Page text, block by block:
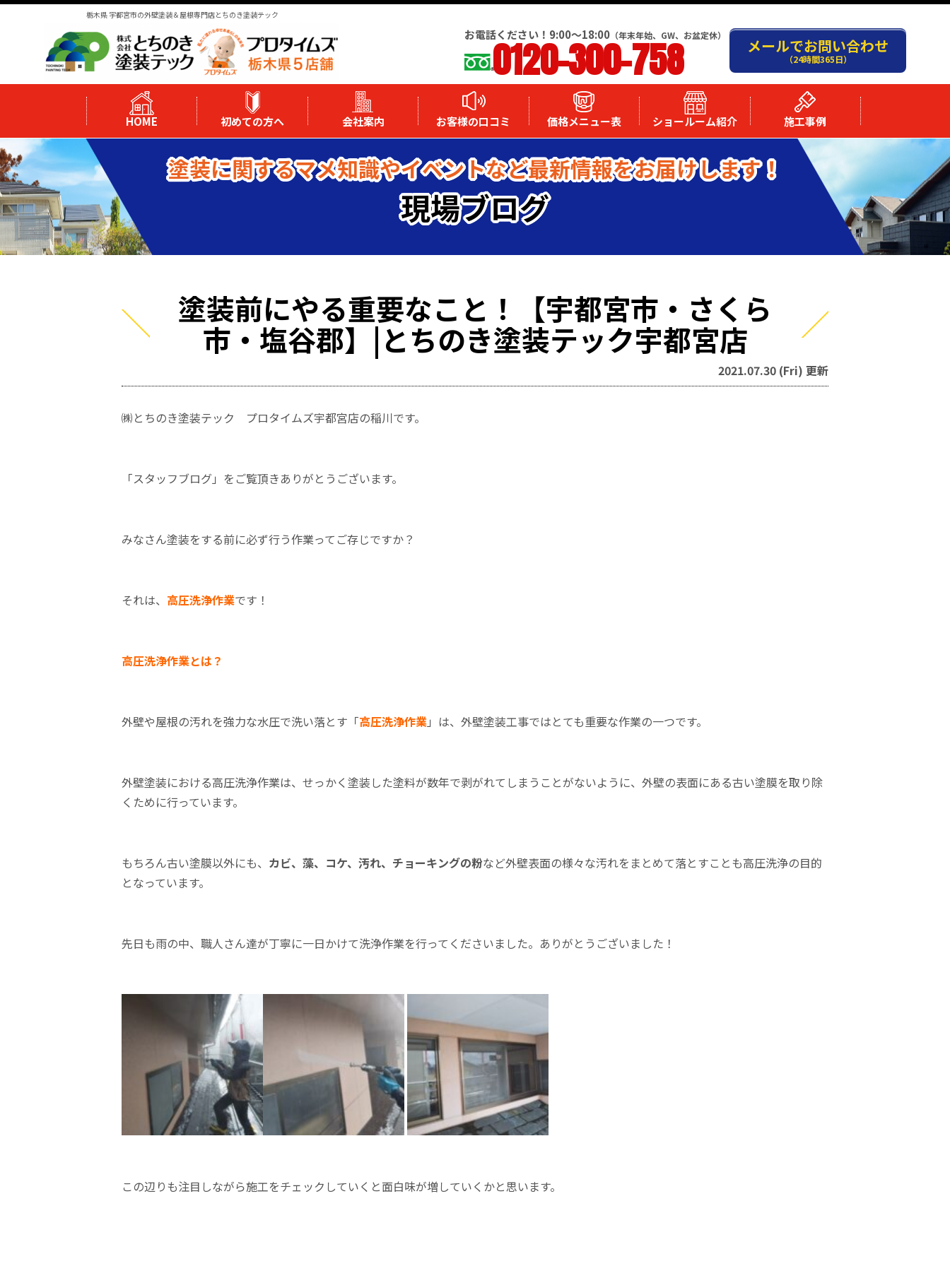
栃木県 宇都宮市の外壁塗装＆屋根専門店とちのき塗装テック
お電話ください！9:00～18:00 （年末年始、GW、お盆定休）
0120-300-758 メールでお問い合わせ
（24時間365日）
HOME 初めての方へ 会社案内 お客様の口コミ 価格メニュー表 ショールーム紹介 施工事例
塗装に関するマメ知識やイベントなど最新情報をお届けします！
現場ブログ
塗装前にやる重要なこと！【宇都宮市・さくら
市・塩谷郡】|とちのき塗装テック宇都宮店
2021.07.30 (Fri) 更新
㈱とちのき塗装テック プロタイムズ宇都宮店の稲川です。
「スタッフブログ」をご覧頂きありがとうございます。
みなさん塗装をする前に必ず行う作業ってご存じですか？
それは、 高圧洗浄作業です！
高圧洗浄作業とは？
外壁や屋根の汚れを強力な水圧で洗い落とす「高圧洗浄作業」は、外壁塗装工事ではとても重要な作業の一つです。
外壁塗装における高圧洗浄作業は、せっかく塗装した塗料が数年で剥がれてしまうことがないように、 外壁の表面にある古い塗膜を取り除
くために行っています。
もちろん古い塗膜以外にも、 カビ、藻、コケ、汚れ、チョーキングの粉など外壁表面の様々な汚れをまとめて落とすことも高圧洗浄の目的
となっています。
先日も雨の中、職人さん達が丁寧に一日かけて洗浄作業を行ってくださいました。ありがとうございました！
この辺りも注目しながら施工をチェックしていくと面白味が増していくかと思います。